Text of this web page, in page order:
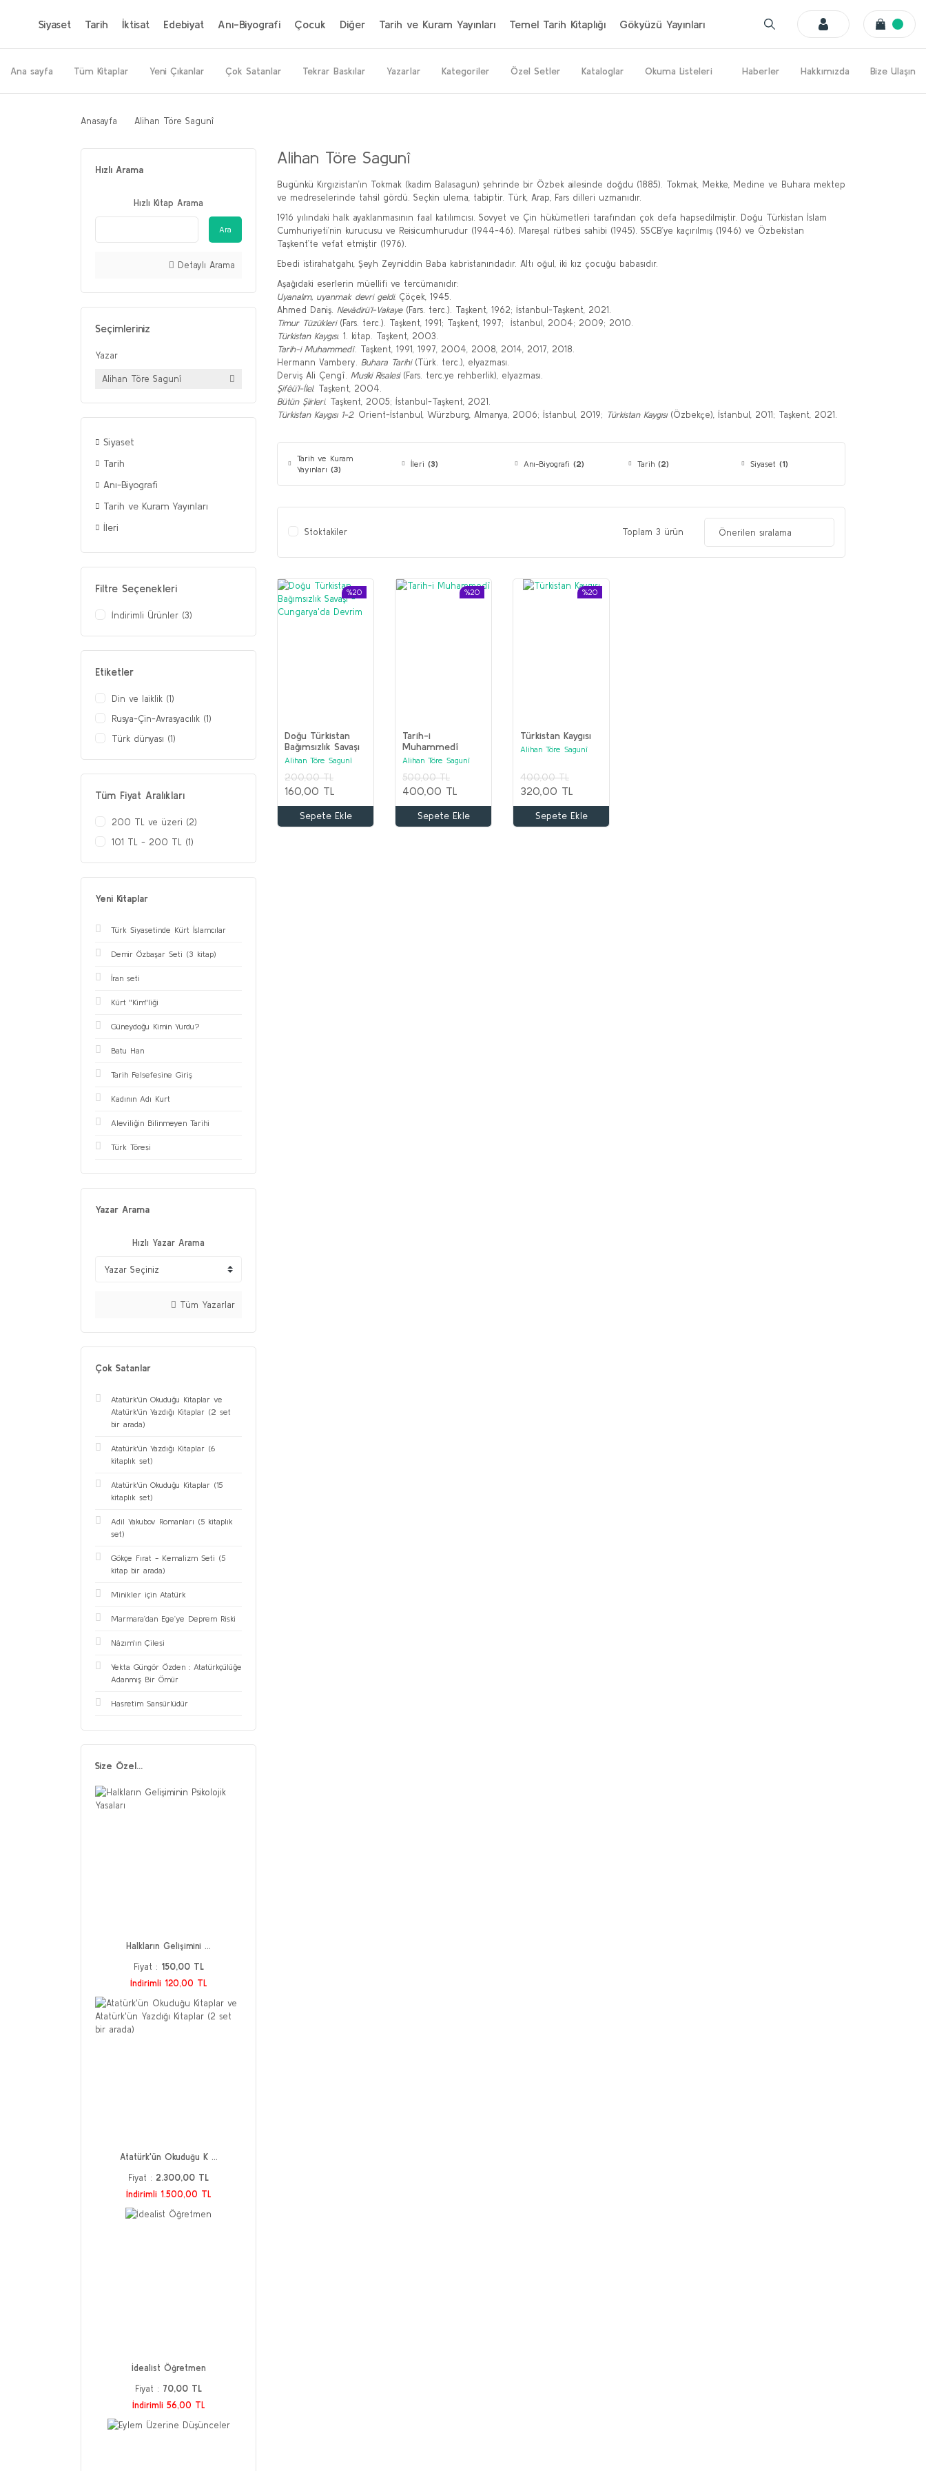
Siyaset Tarih İktisat Edebiyat Anı-Biyografi Çocuk Diğer Tarih ve Kuram Yayınları Temel Tarih Kitaplığı Gökyüzü Yayınları
Ana sayfa Tüm Kitaplar Yeni Çıkanlar Çok Satanlar Tekrar Baskılar Yazarlar Kategoriler Özel Setler Kataloglar Okuma Listeleri Haberler Hakkımızda Bize Ulaşın
Anasayfa Alihan Töre Sagunî
Hızlı Arama
Hızlı Kitap Arama
Ara
Detaylı Arama
Seçimleriniz
Yazar
Alihan Töre Sagunî
Siyaset
Tarih
Anı-Biyografi
Tarih ve Kuram Yayınları
İleri
Filtre Seçenekleri
İndirimli Ürünler (3)
Etiketler
Din ve laiklik (1)
Rusya-Çin-Avrasyacılık (1)
Türk dünyası (1)
Tüm Fiyat Aralıkları
200 TL ve üzeri (2)
101 TL - 200 TL (1)
Yeni Kitaplar
Türk Siyasetinde Kürt İslamcılar
Demir Özbaşar Seti (3 kitap)
İran seti
Kürt ''Kim''liği
Güneydoğu Kimin Yurdu?
Batu Han
Tarih Felsefesine Giriş
Kadının Adı Kurt
Aleviliğin Bilinmeyen Tarihi
Türk Töresi
Yazar Arama
Hızlı Yazar Arama
Tüm Yazarlar
Çok Satanlar
Atatürk'ün Okuduğu Kitaplar ve
Atatürk'ün Yazdığı Kitaplar (2 set
bir arada)
Atatürk'ün Yazdığı Kitaplar (6
kitaplık set)
Atatürk'ün Okuduğu Kitaplar (15
kitaplık set)
Adil Yakubov Romanları (5 kitaplık
set)
Gökçe Fırat - Kemalizm Seti (5
kitap bir arada)
Minikler için Atatürk
Marmara’dan Ege’ye Deprem Riski
Nâzım'ın Çilesi
Yekta Güngör Özden : Atatürkçülüğe
Adanmış Bir Ömür
Hasretim Sansürlüdür
Size Özel...
Halkların Gelişimini ...
Fiyat : 150,00 TL
İndirimli 120,00 TL
Atatürk'ün Okuduğu K ...
Fiyat : 2.300,00 TL
İndirimli 1.500,00 TL
İdealist Öğretmen
Fiyat : 70,00 TL
İndirimli 56,00 TL
Alihan Töre Sagunî
Bugünkü Kırgızistan’ın Tokmak (kadim Balasagun) şehrinde bir Özbek ailesinde doğdu (1885). Tokmak, Mekke, Medine ve Buhara mektep
ve medreselerinde tahsil gördü. Seçkin ulema, tabiptir. Türk, Arap, Fars dilleri uzmanıdır.
1916 yılındaki halk ayaklanmasının faal katılımcısı. Sovyet ve Çin hükümetleri tarafından çok defa hapsedilmiştir. Doğu Türkistan İslam
Cumhuriyeti’nin kurucusu ve Reisicumhurudur (1944-46). Mareşal rütbesi sahibi (1945). SSCB’ye kaçırılmış (1946) ve Özbekistan
Taşkent’te vefat etmiştir (1976).
Ebedi istirahatgahı, Şeyh Zeyniddin Baba kabristanındadır. Altı oğul, iki kız çocuğu babasıdır.
Aşağıdaki eserlerin müellifi ve tercümanıdır:
Uyanalım, uyanmak devri geldi. Çöçek, 1945.
Ahmed Daniş. Nevâdirü’l-Vakaye(Fars. terc.). Taşkent, 1962; İstanbul-Taşkent, 2021.
Timur Tüzükleri(Fars. terc.). Taşkent, 1991; Taşkent, 1997; İstanbul, 2004; 2009; 2010.
Türkistan Kaygısı. 1. kitap. Taşkent, 2003.
Tarih-i Muhammedî. Taşkent, 1991, 1997, 2004, 2008, 2014, 2017, 2018.
Hermann Vambery. Buhara Tarihi(Türk. terc.), elyazması.
Derviş Ali Çengî. Musiki Risalesi(Fars. terc.ye rehberlik), elyazması.
Şifêü’l-İlel. Taşkent, 2004.
Bütün Şiirleri. Taşkent, 2005; İstanbul-Taşkent, 2021.
Türkistan Kaygısı 1-2. Orient-İstanbul, Würzburg, Almanya, 2006; İstanbul, 2019; Türkistan Kaygısı(Özbekçe), İstanbul, 2011; Taşkent, 2021.
Tarih ve Kuram
Yayınları (3)
İleri (3) Anı-Biyografi(2) Tarih (2) Siyaset(1)
Stoktakiler Toplam 3 ürün
%20
Doğu Türkistan
Bağımsızlık Savaşı
- Cungarya'da
Alihan Töre Sagunî
200,00 TL
160,00 TL
Sepete Ekle
%20
Tarih-i
Muhammedî
Alihan Töre Sagunî
500,00 TL
400,00 TL
Sepete Ekle
%20
Türkistan Kaygısı
Alihan Töre Sagunî
400,00 TL
320,00 TL
Sepete Ekle